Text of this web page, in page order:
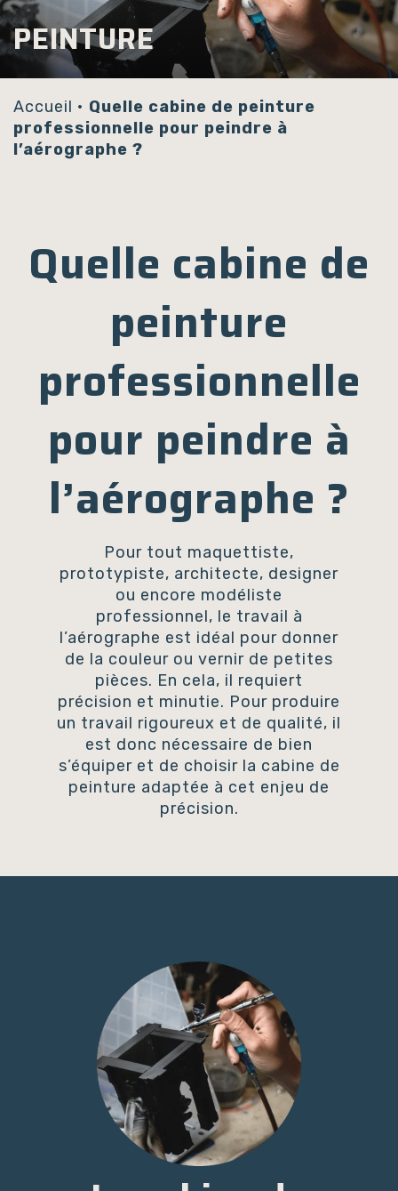
PEINTURE
Accueil • Quelle cabine de peinture
professionnelle pour peindre à
l’aérographe ?
Quelle cabine de
peinture
professionnelle
pour peindre à
l’aérographe ?
Pour tout maquettiste,
prototypiste, architecte, designer
ou encore modéliste
professionnel, le travail à
l’aérographe est idéal pour donner
de la couleur ou vernir de petites
pièces. En cela, il requiert
précision et minutie. Pour produire
un travail rigoureux et de qualité, il
est donc nécessaire de bien
s’équiper et de choisir la cabine de
peinture adaptée à cet enjeu de
précision.
Panneau de gestion des cookies